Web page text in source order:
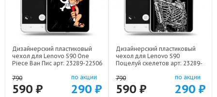
Дизайнерский пластиковый
чехол для Lenovo S90 One
Piece Ван Пис арт: 23289-22506
790
590 ₽
по акции
290 ₽
Дизайнерский пластиковый
чехол для Lenovo S90
Поцелуй скелетов арт: 23289-
790
590 ₽
по акции
290 ₽